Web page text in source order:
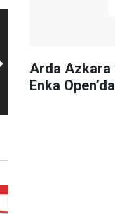
Arda Azkara
Enka